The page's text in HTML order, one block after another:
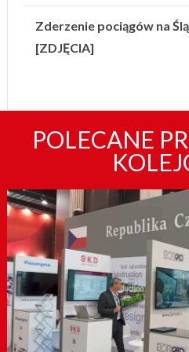
Zderzenie pociągów na
[ZDJĘCIA]
POLECANE